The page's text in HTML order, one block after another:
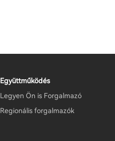
Együttműködés
Legyen Ön is Forgalmazó
Regionális forgalmazók